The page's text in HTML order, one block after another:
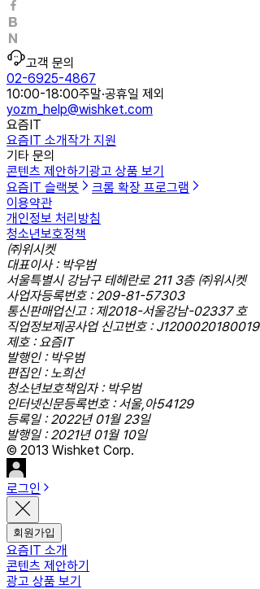
고객 문의
02-6925-4867
10:00-18:00주말·공휴일 제외
yozm_help@wishket.com
요즘IT
요즘IT 소개작가 지원
기타 문의
콘텐츠 제안하기광고 상품 보기
요즘IT 슬랙봇
크롬 확장 프로그램
이용약관
개인정보 처리방침
청소년보호정책
㈜위시켓
대표이사 : 박우범
서울특별시 강남구 테헤란로 211 3층 ㈜위시켓
사업자등록번호 : 209-81-57303
통신판매업신고 : 제2018-서울강남-02337 호
직업정보제공사업 신고번호 : J1200020180019
제호 : 요즘IT
발행인 : 박우범
편집인 : 노희선
청소년보호책임자 : 박우범
인터넷신문등록번호 : 서울,아54129
등록일 : 2022년 01월 23일
발행일 : 2021년 01월 10일
© 2013 Wishket Corp.
로그인
회원가입
요즘IT 소개
콘텐츠 제안하기
광고 상품 보기